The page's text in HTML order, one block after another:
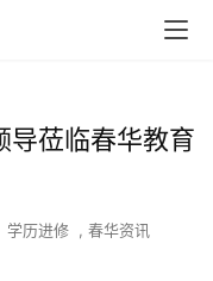
导莅临春华教育
学历进修 , 春华资讯